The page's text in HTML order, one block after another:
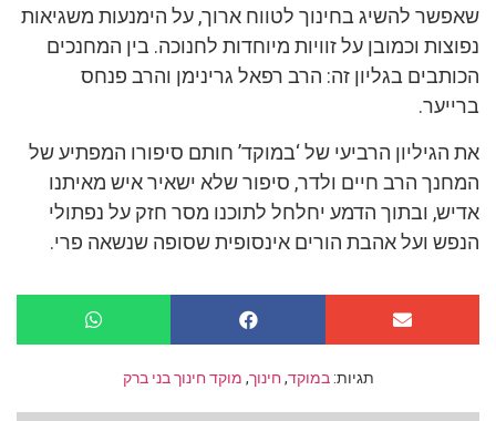
שאפשר להשיג בחינוך לטווח ארוך, על הימנעות משגיאות
נפוצות וכמובן על זוויות מיוחדות לחנוכה. בין המחנכים
הכותבים בגליון זה: הרב רפאל גרינימן והרב פנחס
ברייער.
את הגיליון הרביעי של ‘במוקד’ חותם סיפורו המפתיע של
המחנך הרב חיים ולדר, סיפור שלא ישאיר איש מאיתנו
אדיש, ובתוך הדמע יחלחל לתוכנו מסר חזק על נפתולי
הנפש ועל אהבת הורים אינסופית שסופה שנשאה פרי.
תגיות: במוקד, חינוך, מוקד חינוך בני ברק